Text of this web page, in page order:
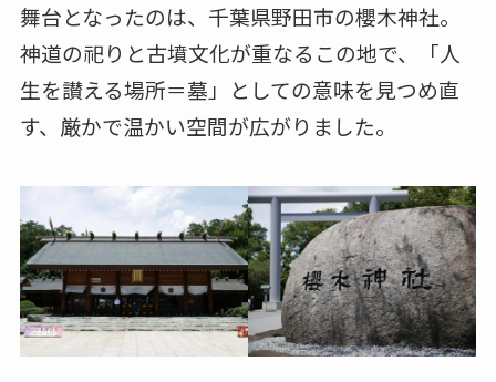
舞台となったのは、千葉県野田市の櫻木神社。
神道の祀りと古墳文化が重なるこの地で、「人
生を讃える場所＝墓」としての意味を見つめ直
す、厳かで温かい空間が広がりました。